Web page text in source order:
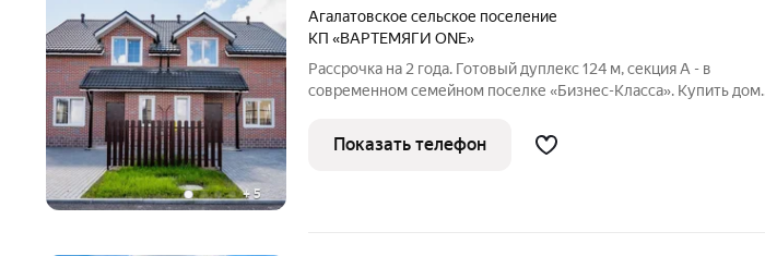
+5
Агалатовское сельское поселение
КП «ВАРТЕМЯГИ ONE»
Рассрочка на 2 года. Готовый дуплекс 124 м, секция А - в
современном семейном поселке «Бизнес-Класса». Купить дом.
стиль Единый стиль фасадов, дорог, тротуаров, освещения и
придомовых зон. -
Показать телефон